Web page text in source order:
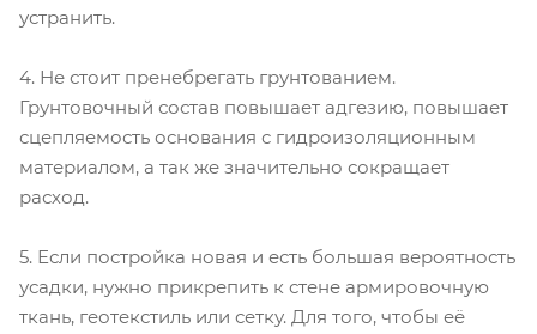
устранить.
4. Не стоит пренебрегать грунтованием.
Грунтовочный состав повышает адгезию, повышает
сцепляемость основания с гидроизоляционным
материалом, а так же значительно сокращает
расход.
5. Если постройка новая и есть большая вероятность
усадки, нужно прикрепить к стене армировочную
ткань, геотекстиль или сетку. Для того, чтобы её